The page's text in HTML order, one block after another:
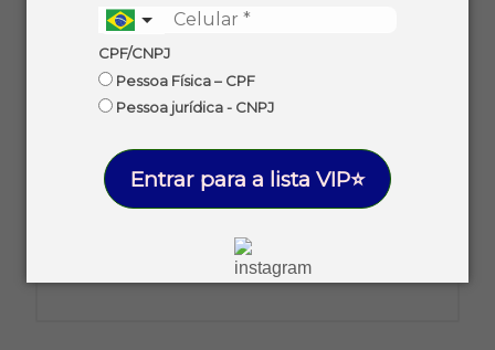
CPF/CNPJ
Pessoa Física – CPF
Pessoa jurídica - CNPJ
Entrar para a lista VIP⭐